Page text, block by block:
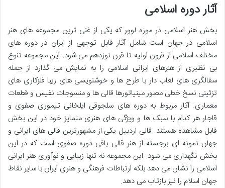
آثار دوره اسلامی
بخش هنر اسلامی در موزه لوور که یکی از غنی ترین مجموعه های هنر
اسلامی در جهان است شامل آثار قابل توجهی از ایران در دوره های
مختلف اسلامی از قرون اولیه تا قرن نوزدهم می شود. این مجموعه تنوع
بی نظیری از هنرهای ایرانی اسلامی را به نمایش می گذارد از جمله
سفالگری های لعاب دار با طرح ها و خوشنویسی های زیبا فلزکاری های
تزئینی نسخ خطی مصور مینیاتورها قالی ها و منسوجات نفیس و قطعات
معماری. آثار مربوط به دوره های سلجوقی ایلخانی تیموری صفوی و
قاجار هر کدام با سبک ها و ویژگی های هنری متمایز خود در این بخش
قابل مشاهده هستند. قالی اردبیل یکی از مشهورترین قالی های ایرانی و
جهان نمونه ای برجسته از هنر قالی بافی دوره صفوی است که در این
بخش نگهداری می شود. این مجموعه نه تنها زیبایی و نوآوری هنر ایرانی
اسلامی را نشان می دهد بلکه ارتباطات فرهنگی و هنری ایران با سایر نقاط
جهان اسلام را نیز بازتاب می دهد.